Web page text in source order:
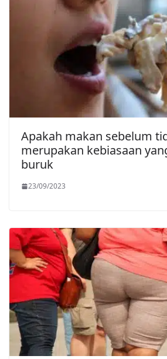
Apakah makan sebelum
merupakan kebiasaan
buruk
23/09/2023